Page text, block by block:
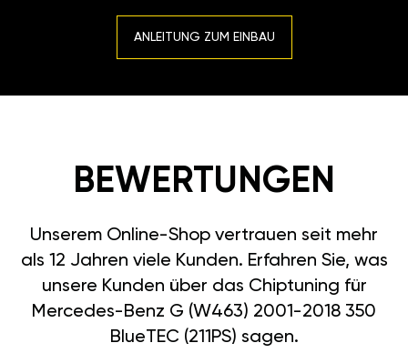
ANLEITUNG ZUM EINBAU
BEWERTUNGEN
Unserem Online-Shop vertrauen seit mehr
als 12 Jahren viele Kunden. Erfahren Sie, was
unsere Kunden über das Chiptuning für
Mercedes-Benz G (W463) 2001-2018 350
BlueTEC (211PS) sagen.